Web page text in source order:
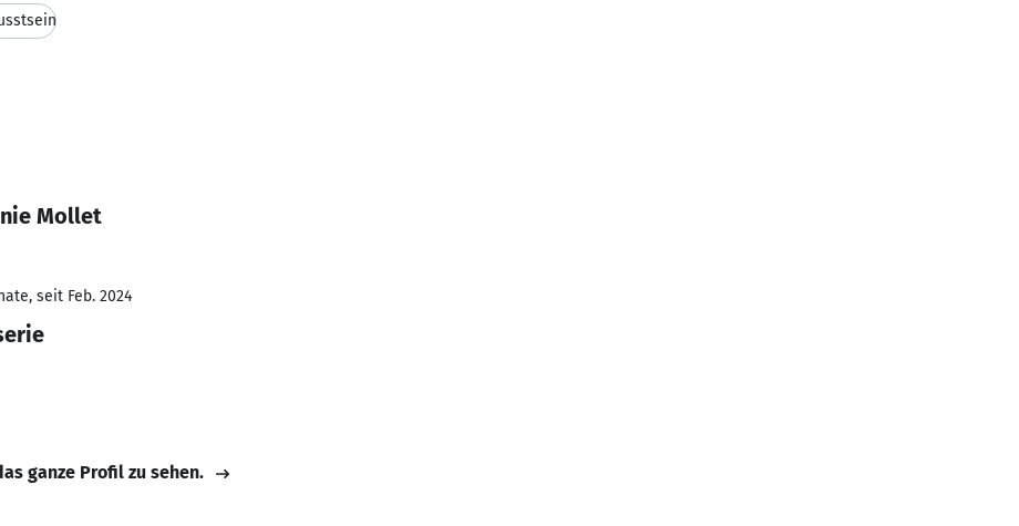
Mollet
seit Feb. 2024
ganze Profil zu sehen.